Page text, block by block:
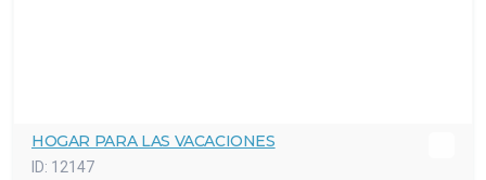
HOGAR PARA LAS VACACIONES
ID: 12147